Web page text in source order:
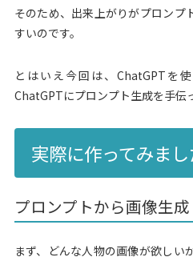
そのため、出来上がりがプロンプ
すいのです。
とはいえ今回は、ChatGPTを
ChatGPTにプロンプト生成を手伝
実際に作ってみま
プロンプトから画像生成
まず、どんな人物の画像が欲しい